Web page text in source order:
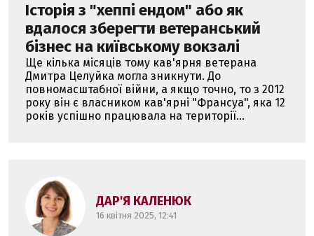
Історія з "хеппі ендом" або як
вдалося зберегти ветеранський
бізнес на київському вокзалі
Ще кілька місяців тому кав'ярня ветерана
Дмитра Целуйка могла зникнути. До
повномасштабної війни, а якщо точно, то з 2012
року він є власником кав'ярні "Франсуа", яка 12
років успішно працювала на території...
ДАР'Я КАЛЕНЮК
16 квітня 2025, 12:41